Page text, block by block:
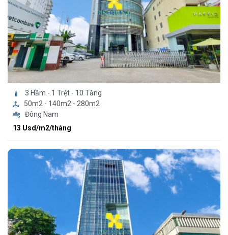
3 Hầm - 1 Trệt - 10 Tầng
50m2 - 140m2 - 280m2
Đông Nam
13 Usd/m2/tháng